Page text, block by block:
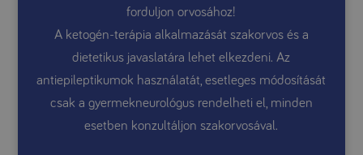
forduljon orvosához!
A ketogén-terápia alkalmazását szakorvos és a
dietetikus javaslatára lehet elkezdeni. Az
antiepileptikumok használatát, esetleges módosítását
csak a gyermekneurológus rendelheti el, minden
esetben konzultáljon szakorvosával.